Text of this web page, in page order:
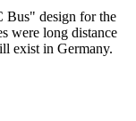
Bus" design for the
were long distance
exist in Germany.